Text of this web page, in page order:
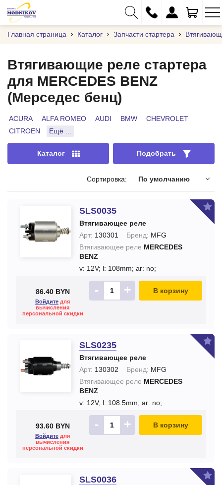
+375 (29) 333-01-01
+375 (17) 373-97-09
+375 (29) 262-61-18
Главная страница Каталог Запчасти стартера
Втягивающие реле стартера
для MERCEDES BENZ
(Мерседес бенц)
ACURA ALFA ROMEO AUDI BMW
CHEVROLET
CITROEN
Ещё ...
Каталог Подобрать
Сортировка: По умолчанию
SLS0035
Втягивающее реле
Арт: 130301 Бренд: MFG
Втягивающее реле MERCEDES
BENZ
v: 12V; l: 108mm; ar: no;
86.40 BYN
Войдите для
вычисления
персональной скидки
- + В корзину
SLS0235
Втягивающее реле
Арт: 130302 Бренд: MFG
Втягивающее реле MERCEDES
BENZ
v: 12V; l: 108.5mm; ar: no;
93.60 BYN
Войдите для
вычисления
персональной скидки
- + В корзину
SLS0036